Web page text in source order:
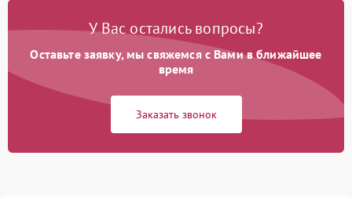
У Вас остались вопросы?
Оставьте заявку, мы свяжемся с Вами в ближайшее
время
Заказать звонок